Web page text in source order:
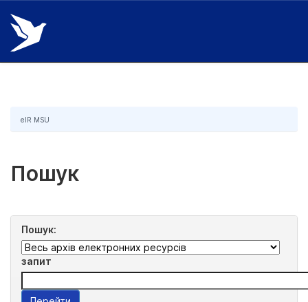
Skip
navigation
eIR MSU
Пошук
Пошук:
запит